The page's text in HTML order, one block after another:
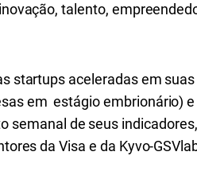
talento,
startups aceleradas em
emestágio embrionário) e
semanal de seus
da Visa e da Kyvo-